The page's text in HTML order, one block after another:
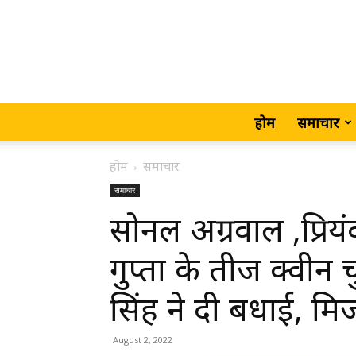
होम समाचार
होम समाचार
समाचार
सोनल अग्रवाल
गुप्ता के तीज क्वीन
सिंह ने दी बधाई,
August 2, 2022